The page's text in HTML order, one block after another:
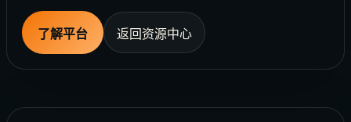
了解平台 返回资源中心